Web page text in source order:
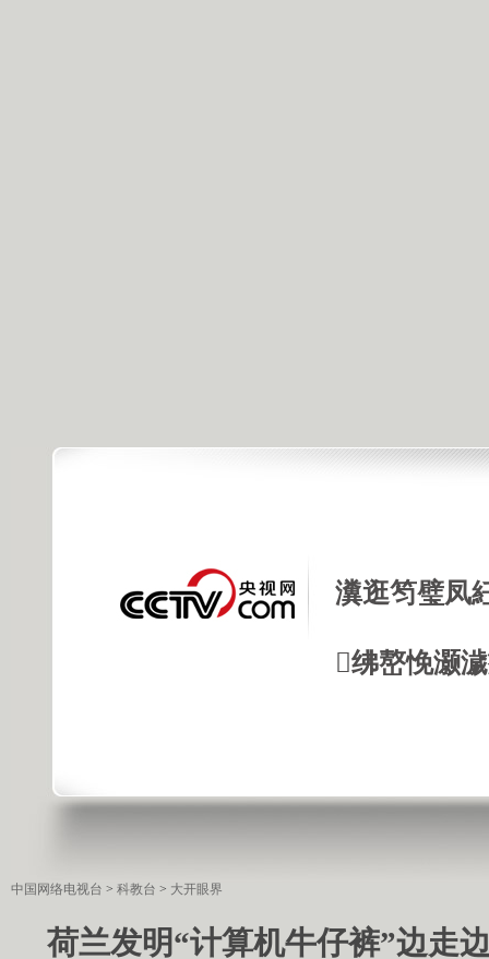
瀵逛笉璧凤
绋嶅悗灏
中国网络电视台 > 科教台 > 大开眼界
荷兰发明“计算机牛仔裤”边走